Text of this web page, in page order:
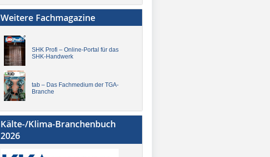
Weitere Fachmagazine
SHK Profi – Online-Portal für das
SHK-Handwerk
tab – Das Fachmedium der TGA-
Branche
Kälte-/Klima-Branchenbuch
2026